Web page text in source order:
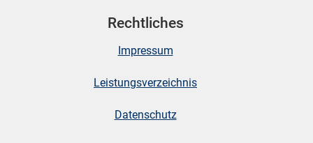
Rechtliches
Impressum
Leistungsverzeichnis
Datenschutz